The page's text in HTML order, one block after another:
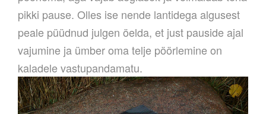
pikki pause. Olles ise nende lantidega algusest
peale püüdnud julgen öelda, et just pauside ajal
vajumine ja ümber oma telje pöörlemine on
kaladele vastupandamatu.